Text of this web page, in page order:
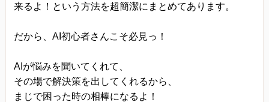
来るよ！という方法を超簡潔にまとめてあります。
だから、AI初心者さんこそ必見っ！
AIが悩みを聞いてくれて、
その場で解決策を出してくれるから、
まじで困った時の相棒になるよ！